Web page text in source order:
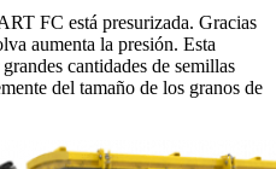
FC está presurizada. Gracias
aumenta la presión. Esta
cantidades de semillas
del tamaño de los granos de